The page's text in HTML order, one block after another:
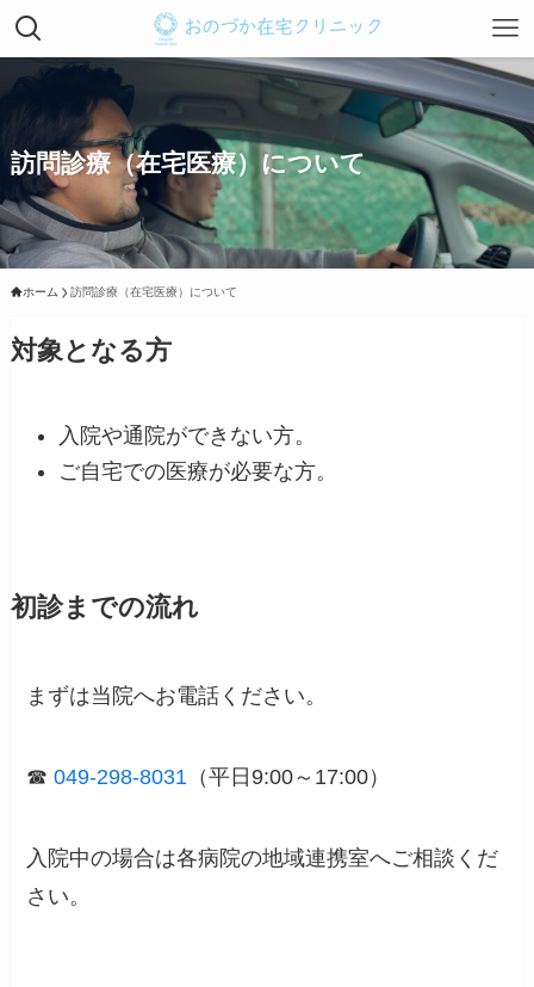
訪問診療（在宅医療）について
ホーム 訪問診療（在宅医療）について
対象となる方
入院や通院ができない方。
ご自宅での医療が必要な方。
初診までの流れ
まずは当院へお電話ください。
☎049-298-8031 （平日9:00～17:00）
入院中の場合は各病院の地域連携室へご相談くだ
さい。